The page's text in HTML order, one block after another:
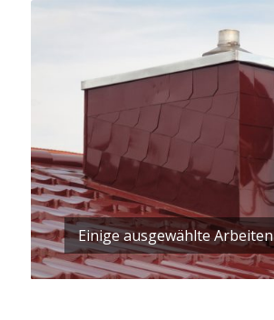
Einige ausgewählte Arbeiten